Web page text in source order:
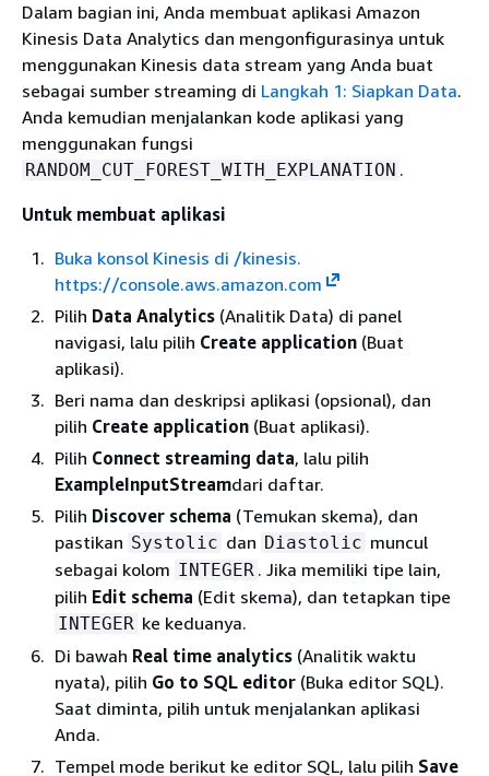
Dalam bagian ini, Anda membuat aplikasi Amazon
Kinesis Data Analytics dan mengonfigurasinya untuk
menggunakan Kinesis data stream yang Anda buat
sebagai sumber streaming di Langkah 1: Siapkan Data.
Anda kemudian menjalankan kode aplikasi yang
menggunakan fungsi
RANDOM_CUT_FOREST_WITH_EXPLANATION .
Untuk membuat aplikasi
Buka konsol Kinesis di /kinesis.
https://console.aws.amazon.com
Pilih Data Analytics (Analitik Data) di panel
navigasi, lalu pilih Create application (Buat
aplikasi).
Beri nama dan deskripsi aplikasi (opsional), dan
pilih Create application (Buat aplikasi).
Pilih Connect streaming data, lalu pilih
ExampleInputStreamdari daftar.
Pilih Discover schema (Temukan skema), dan
pastikan Systolic dan Diastolic muncul
sebagai kolom INTEGER . Jika memiliki tipe lain,
pilih Edit schema (Edit skema), dan tetapkan tipe
INTEGER ke keduanya.
Di bawah Real time analytics (Analitik waktu
nyata), pilih Go to SQL editor (Buka editor SQL).
Saat diminta, pilih untuk menjalankan aplikasi
Anda.
Tempel mode berikut ke editor SQL, lalu pilih Save